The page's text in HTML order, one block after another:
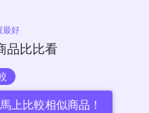
最好
品比比看
上比較相似商品！